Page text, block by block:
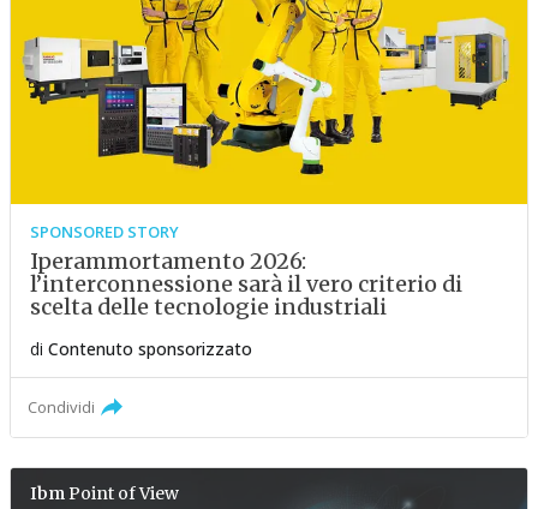
SPONSORED STORY
Iperammortamento 2026:
l’interconnessione sarà il vero criterio di
scelta delle tecnologie industriali
di Contenuto sponsorizzato
Condividi
IbmPoint of View